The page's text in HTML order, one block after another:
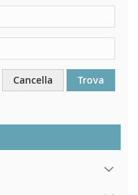
destra
Cancella Trova